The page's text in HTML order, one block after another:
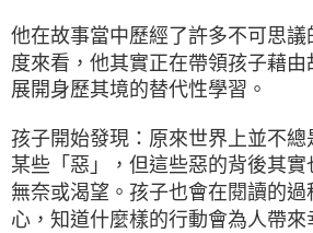
他在故事當中歷經了許多不可思議
度來看，他其實正在帶領孩子藉由
展開身歷其境的替代性學習。
孩子開始發現：原來世界上並不總
某些「惡」，但這些惡的背後其
無奈或渴望。孩子也會在閱讀的
心，知道什麼樣的行動會為人帶來